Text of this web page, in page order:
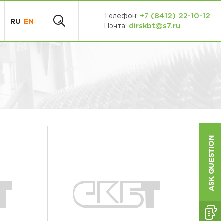
RU EN
Телефон: +7 (8412) 22-10-12
Почта: dirskbt@s7.ru